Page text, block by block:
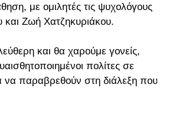
με ομιλητές τις ψυχολόγους
και Ζωή Χατζηκυριάκου.
και θα χαρούμε γονείς,
πολίτες σε
να παραβρεθούν στη διάλεξη που